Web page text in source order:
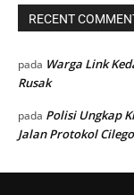
RECENT
pada Warga Link
Rusak
pada Polisi Ungkap
Jalan Protokol